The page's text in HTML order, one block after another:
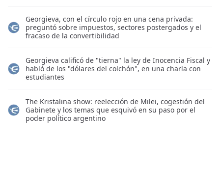
Georgieva, con el círculo rojo en una cena privada:
preguntó sobre impuestos, sectores postergados y el
fracaso de la convertibilidad
Georgieva calificó de "tierna" la ley de Inocencia Fiscal y
habló de los "dólares del colchón", en una charla con
estudiantes
The Kristalina show: reelección de Milei, cogestión del
Gabinete y los temas que esquivó en su paso por el
poder político argentino